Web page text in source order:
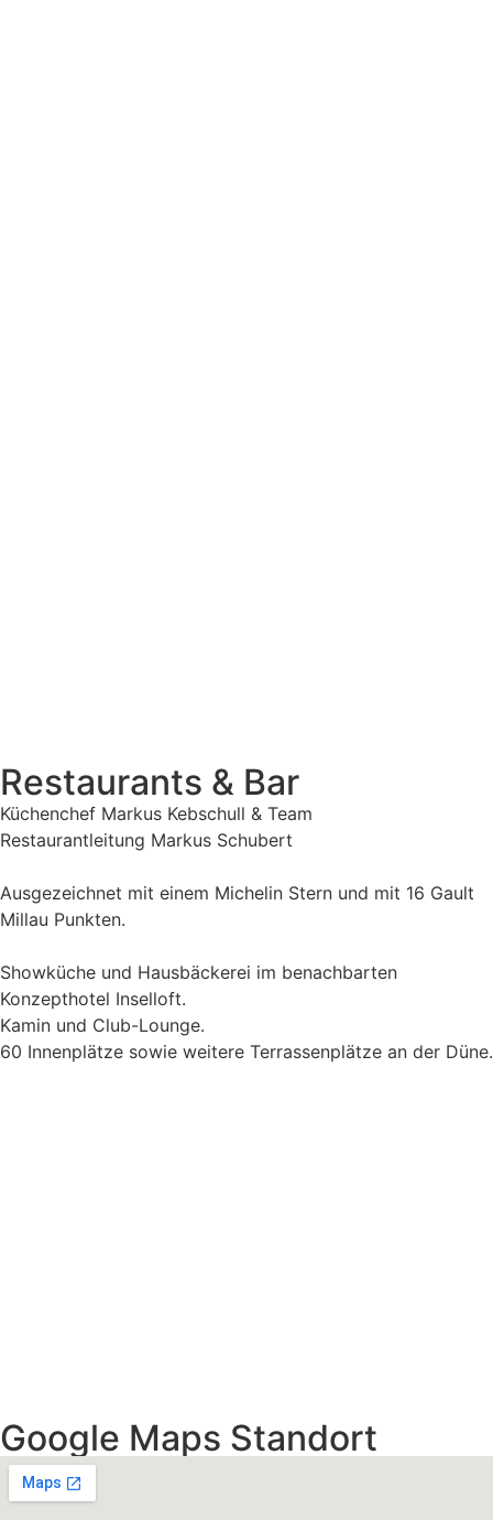
Restaurants & Bar
Küchenchef Markus Kebschull & Team
Restaurantleitung Markus Schubert
Ausgezeichnet mit einem Michelin Stern und mit 16 Gault
Millau Punkten.
Showküche und Hausbäckerei im benachbarten
Konzepthotel Inselloft.
Kamin und Club-Lounge.
60 Innenplätze sowie weitere Terrassenplätze an der Düne.
Google Maps Standort